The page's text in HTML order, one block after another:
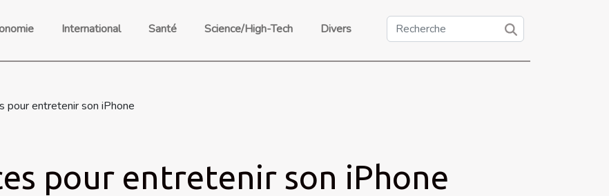
International Santé Science/High-Tech Divers
pour entretenir son iPhone
pour entretenir son iPhone